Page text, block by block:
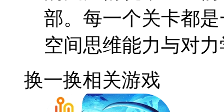
部。每一个关卡都
空间思维能力与对
换一换相关游戏